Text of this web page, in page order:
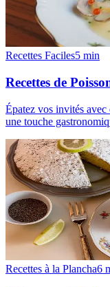
Recettes Faciles5 min
Recettes de
Épatez vos invités avec
une touche
Recettes à la Plancha6